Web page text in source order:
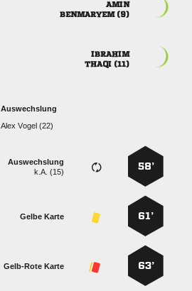

 

 
Auswechslung
  
58’
Auswechslung
k.A. (15)
61’
Gelbe Karte
63’
Gelb-Rote Karte